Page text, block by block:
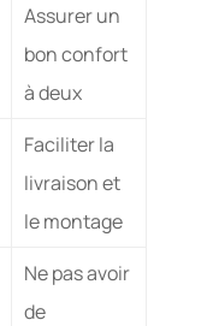
Assurer un
bon confort
à deux
Faciliter la
livraison et
le montage
Ne pas avoir
de